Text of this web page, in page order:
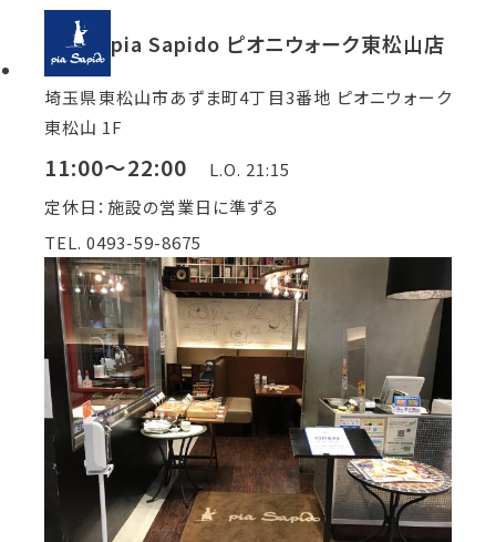
pia Sapido ピオニウォーク東松山店
埼玉県東松山市あずま町4丁目3番地 ピオニウォーク
東松山 1F
11:00～22:00
L.O. 21:15
定休日：施設の営業日に準ずる
TEL. 0493-59-8675